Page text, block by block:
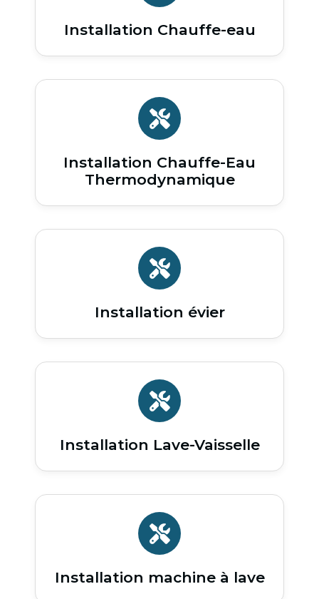
Installation Chauffe-eau
Installation Chauffe-Eau
Thermodynamique
Installation évier
Installation Lave-Vaisselle
Installation machine à lave